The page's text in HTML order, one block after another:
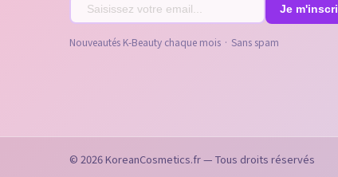
Nouveautés K-Beauty chaque mois · Sans spam
© 2026 KoreanCosmetics.fr — Tous droits réservés